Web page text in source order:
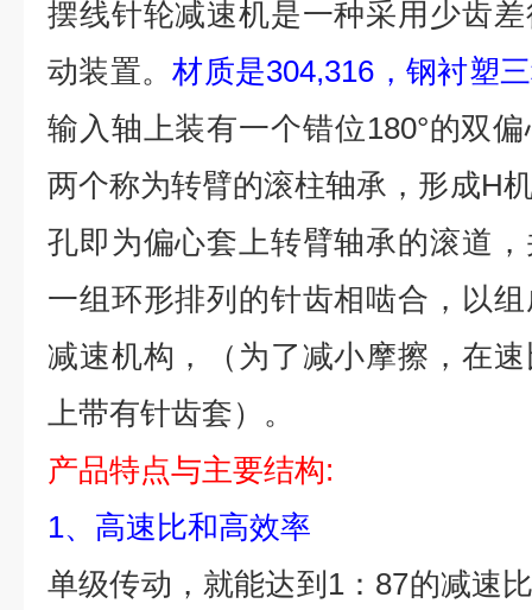
摆线针轮减速机是一种采用少齿
动装置。材质是304,316，钢衬塑
输入轴上装有一个错位180°的双
两个称为转臂的滚柱轴承，形成H
孔即为偏心套上转臂轴承的滚道
一组环形排列的针齿相啮合，以
减速机构，（为了减小摩擦，在
上带有针齿套）。
产品特点与主要结构:
1、高速比和高效率
单级传动，就能达到1：87的减速